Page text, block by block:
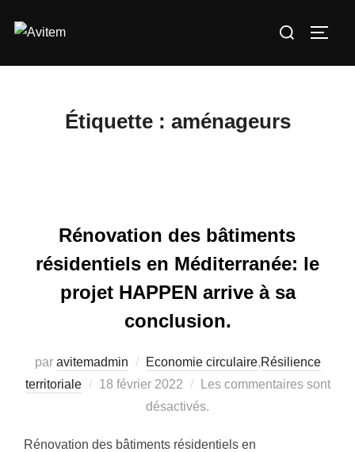
Rechercher :
Étiquette : aménageurs
Rénovation des bâtiments
résidentiels en Méditerranée: le
projet HAPPEN arrive à sa
conclusion.
par avitemadmin Economie circulaire,Résilience
territoriale
Publié
18 février 2022
Les commentaires sont
désactivés.
Rénovation des bâtiments résidentiels en